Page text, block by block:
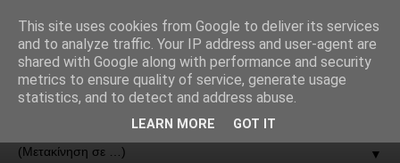
ΟΔΟΣ
▼
This site uses cookies from Google to deliver its services
and to analyze traffic. Your IP address and user-agent are
shared with Google along with performance and security
metrics to ensure quality of service, generate usage
statistics, and to detect and address abuse.
LEARN MORE GOT IT